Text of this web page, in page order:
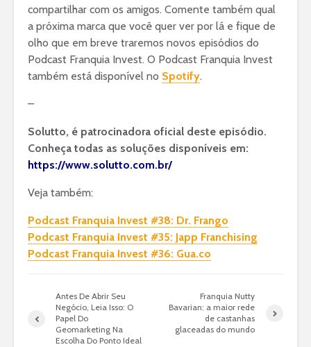
compartilhar com os amigos. Comente também qual
a próxima marca que você quer ver por lá e fique de
olho que em breve traremos novos episódios do
Podcast Franquia Invest. O Podcast Franquia Invest
também está disponível no Spotify.
–
Solutto, é patrocinadora oficial deste episódio.
Conheça todas as soluções disponíveis em:
https://www.solutto.com.br/
Veja também:
Podcast Franquia Invest #38: Dr. Frango
Podcast Franquia Invest #35: Japp Franchising
Podcast Franquia Invest #36: Gua.co
Antes De Abrir Seu
Negócio, Leia Isso: O
Papel Do
Geomarketing Na
Escolha Do Ponto Ideal
Franquia Nutty
Bavarian: a maior rede
de castanhas
glaceadas do mundo